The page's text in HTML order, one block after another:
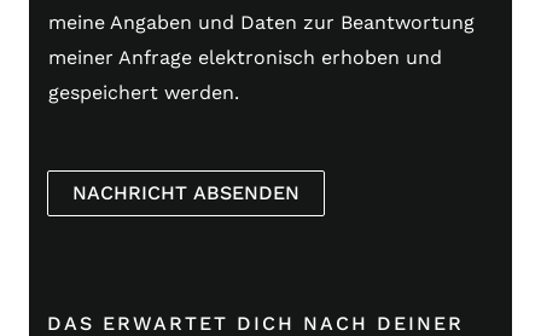
P
R
*
meine Angaben und Daten zur Beantwortung
meiner Anfrage elektronisch erhoben und
gespeichert werden.
NACHRICHT ABSENDEN
DAS ERWARTET DICH NACH DEINER